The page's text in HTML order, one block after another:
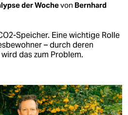
der Wochevon Bernhard
Speicher. Eine wichtige Rolle
– durch deren
das zum Problem.